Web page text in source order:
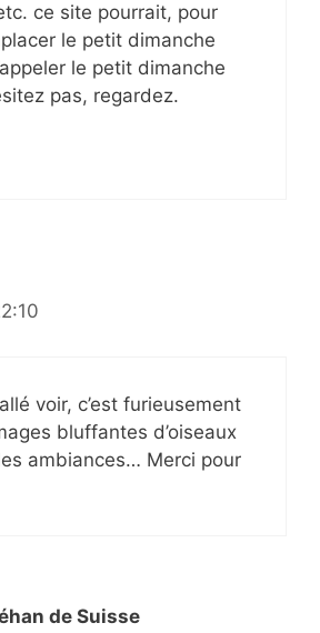
ce site pourrait, pour
le petit dimanche
le petit dimanche
pas, regardez.
voir, c’est furieusement
bluffantes d’oiseaux
ambiances… Merci pour
de Suisse